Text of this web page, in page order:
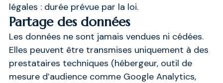
légales : durée prévue par la loi.
Partage des données
Les données ne sont jamais vendues ni cédées.
Elles peuvent être transmises uniquement à des
prestataires techniques (hébergeur, outil de
mesure d’audience comme Google Analytics,